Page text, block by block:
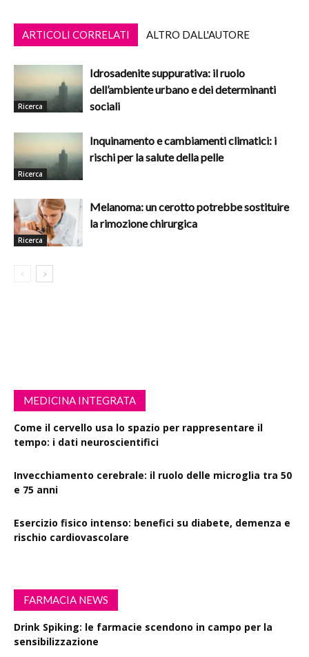
ARTICOLI CORRELATI ALTRO DALL'AUTORE
Ricerca
Idrosadenite suppurativa: il ruolo
dell’ambiente urbano e dei determinanti
sociali
Ricerca
Inquinamento e cambiamenti climatici: i
rischi per la salute della pelle
Ricerca
Melanoma: un cerotto potrebbe sostituire
la rimozione chirurgica
MEDICINA INTEGRATA
Come il cervello usa lo spazio per rappresentare il
tempo: i dati neuroscientifici
Invecchiamento cerebrale: il ruolo delle microglia tra 50
e 75 anni
Esercizio fisico intenso: benefici su diabete, demenza e
rischio cardiovascolare
FARMACIA NEWS
Drink Spiking: le farmacie scendono in campo per la
sensibilizzazione